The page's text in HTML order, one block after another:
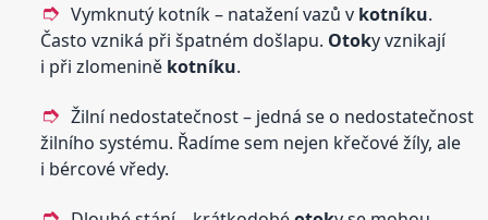
Vymknutý kotník – natažení vazů v kotníku.
Často vzniká při špatném došlapu. Otoky vznikají
i při zlomenině kotníku.
Žilní nedostatečnost – jedná se o nedostatečnost
žilního systému. Řadíme sem nejen křečové žíly, ale
i bércové vředy.